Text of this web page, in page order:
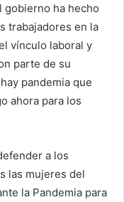
gobierno ha hecho
trabajadores en la
vínculo laboral y
parte de su
pandemia que
ahora para los
a los
las mujeres del
la Pandemia para